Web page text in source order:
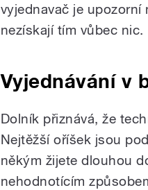
vyjednavač je upozorní
nezískají tím vůbec nic.
Vyjednávání v
Dolník přiznává, že
Nejtěžší oříšek jsou
někým žijete dlouhou
nehodnotícím